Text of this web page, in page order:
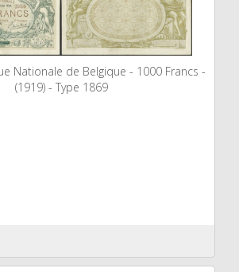
Nationale de Belgique - 1000 Francs -
(1919) - Type 1869